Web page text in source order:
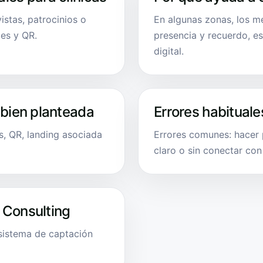
patrocinios o
y QR.
En algunas zonas, los
presencia y recuerdo,
digital.
planteada
QR, landing asociada
Errores
Errores comunes:
claro o sin conectar
de captación